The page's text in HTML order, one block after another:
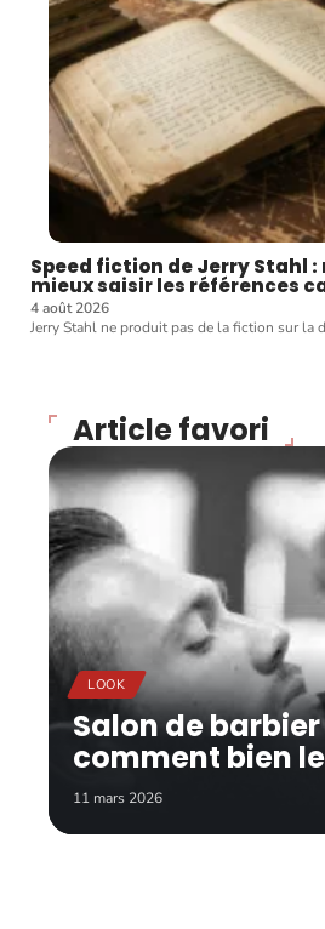
Speed fiction de Jerry Stahl :
mieux saisir les références
4 août 2026
Jerry Stahl ne produit pas de la fiction sur la
Article favori
LOOK
Salon de barbier
comment bien
11 mars 2026